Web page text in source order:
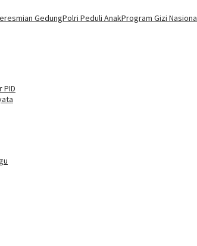
GedungPolri Peduli AnakProgram Gizi
PID